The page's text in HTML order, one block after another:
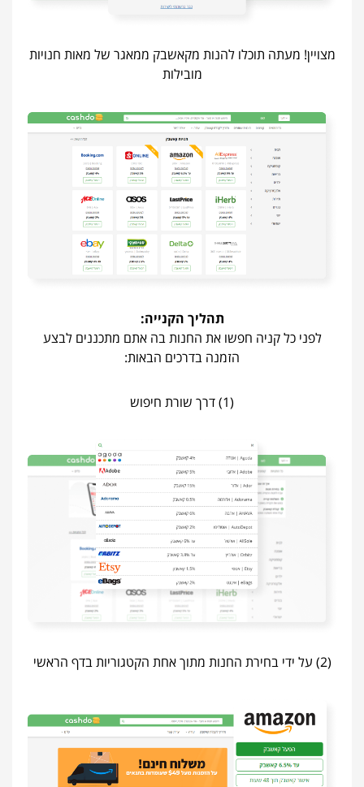
מצויין! מעתה תוכלו להנות מקאשבק ממאגר של מאות חנויות
מובילות
תהליך הקנייה:
לפני כל קניה חפשו את החנות בה אתם מתכננים לבצע
הזמנה בדרכים הבאות:
(1) דרך שורת חיפוש
(2) על ידי בחירת החנות מתוך אחת הקטגוריות בדף הראשי